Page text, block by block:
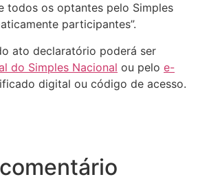
todos os optantes pelo Simples
participantes”.
ato declaratório poderá ser
do Simples Nacional ou pelo e-
digital ou código de acesso.